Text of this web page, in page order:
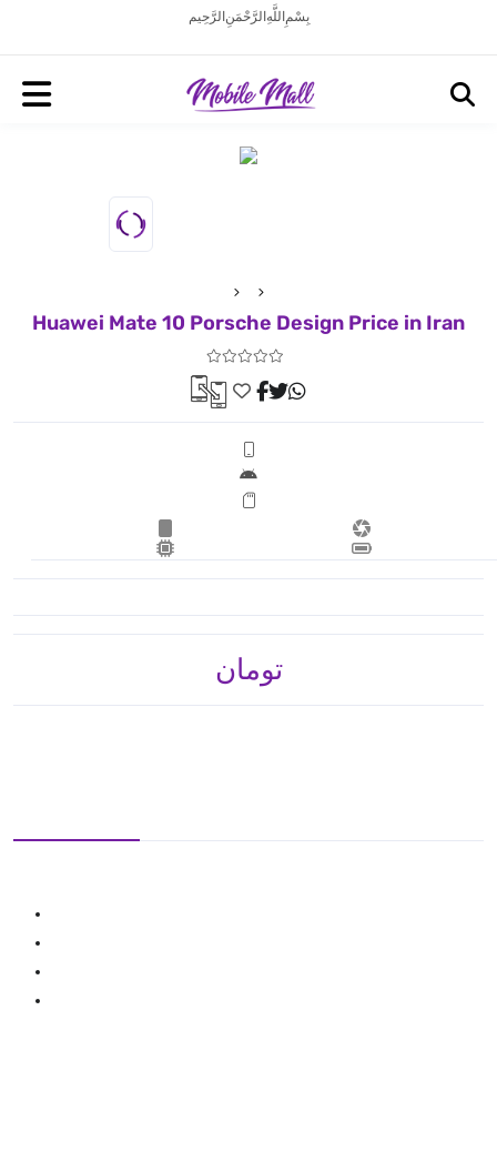
بِسْمِ اللَّهِ الرَّحْمَنِ الرَّحِيم
Huawei Mate 10 Porsche Design Price in Iran
تومان 3,019,800